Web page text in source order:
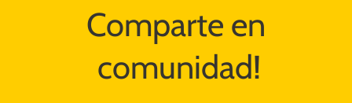
Comparte en
comunidad!